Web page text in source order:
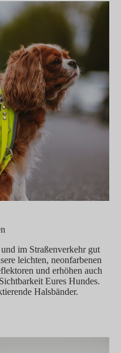
im Straßenverkehr gut
leichten, neonfarbenen
und erhöhen auch
Eures Hundes.
Halsbänder.